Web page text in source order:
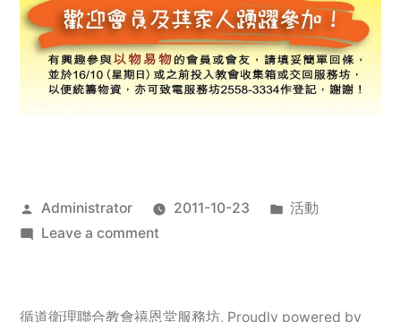
Posted
by
Administrator 2011-10-23
Posted
活動
Leave a commenton
服
循道衛理聯合教會禧恩堂服務坊, Proudly powered by